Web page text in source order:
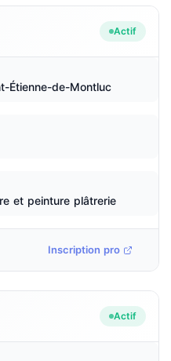
Actif
Étienne-de-Montluc
et peinture plâtrerie
Inscription pro
Actif